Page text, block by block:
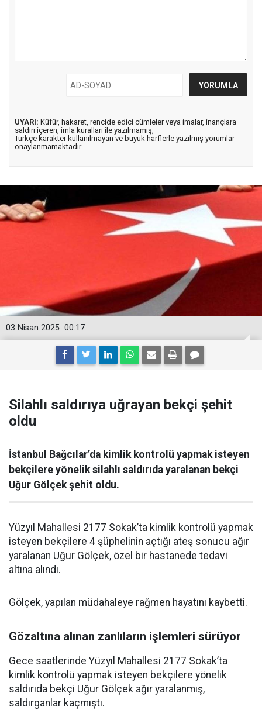
UYARI: Küfür, hakaret, rencide edici cümleler veya imalar, inançlara
saldırı içeren, imla kuralları ile yazılmamış,
Türkçe karakter kullanılmayan ve büyük harflerle yazılmış yorumlar
onaylanmamaktadır.
00:17
03 Nisan 2025
Silahlı saldırıya uğrayan bekçi şehit
oldu
İstanbul Bağcılar’da kimlik kontrolü yapmak isteyen
bekçilere yönelik silahlı saldırıda yaralanan bekçi
Uğur Gölçek şehit oldu.
Yüzyıl Mahallesi 2177 Sokak’ta kimlik kontrolü yapmak
isteyen bekçilere 4 şüphelinin açtığı ateş sonucu ağır
yaralanan Uğur Gölçek, özel bir hastanede tedavi
altına alındı.
Gölçek, yapılan müdahaleye rağmen hayatını kaybetti.
Gözaltına alınan zanlıların işlemleri sürüyor
Gece saatlerinde Yüzyıl Mahallesi 2177 Sokak’ta
kimlik kontrolü yapmak isteyen bekçilere yönelik
saldırıda bekçi Uğur Gölçek ağır yaralanmış,
saldırganlar kaçmıştı.